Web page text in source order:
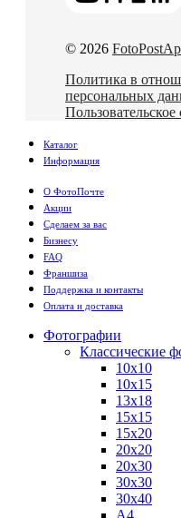
© 2026
Политика в
персональных
Каталог
Информация
О ФотоПочте
Акции
Сделаем за вас
Бизнесу
FAQ
Франшиза
Поддержка и контакты
Оплата и доставка
Фотографии
Классические
10х10
10х15
13х18
15х15
15х20
20х20
20х30
30х30
30х40
А4